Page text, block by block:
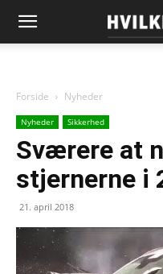
Forside Nyheder
Nyheder Sikkerhed
Sværere at
stjernerne i
21. april 2018